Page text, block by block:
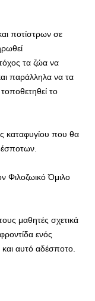
ποτίστρων σε
τα ζώα να
και παράλληλα να τα
το
καταφυγίου που θα
Φιλοζωικό Όμιλο
μαθητές σχετικά
ενός
και αυτό αδέσποτο.